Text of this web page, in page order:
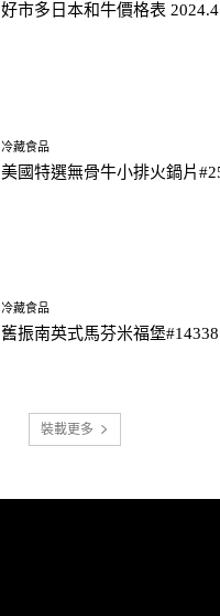
好市多日本和牛價格表
冷藏食品
美國特選無骨牛小排火鍋片
冷藏食品
舊振南英式馬芬米福堡
裝載更多